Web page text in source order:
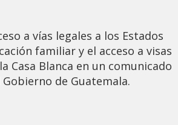
a vías legales a los Estados
familiar y el acceso a visas
Blanca en un comunicado
de Guatemala.